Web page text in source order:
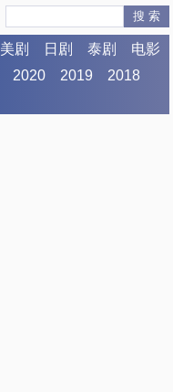
搜 索
美剧 日剧 泰剧
电影
2020 2019
2018